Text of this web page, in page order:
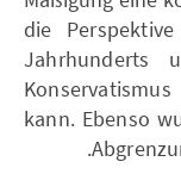
die
Jahrhunderts
kann. Ebenso